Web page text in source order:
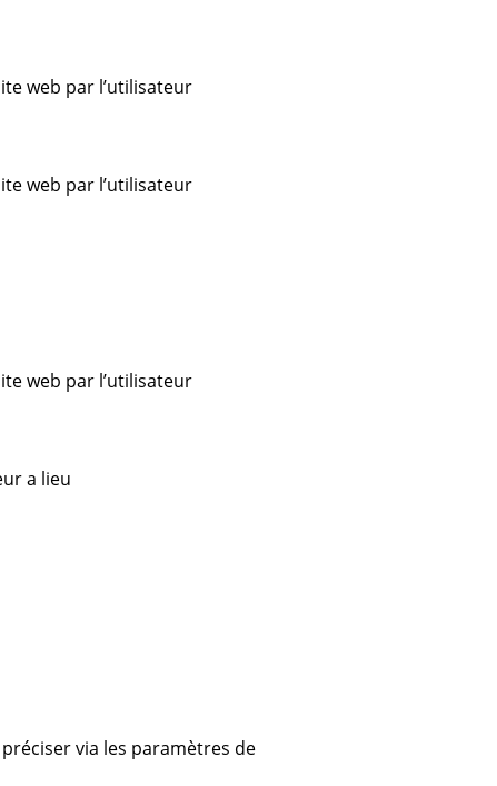
web par l’utilisateur
web par l’utilisateur
web par l’utilisateur
a lieu
via les paramètres de